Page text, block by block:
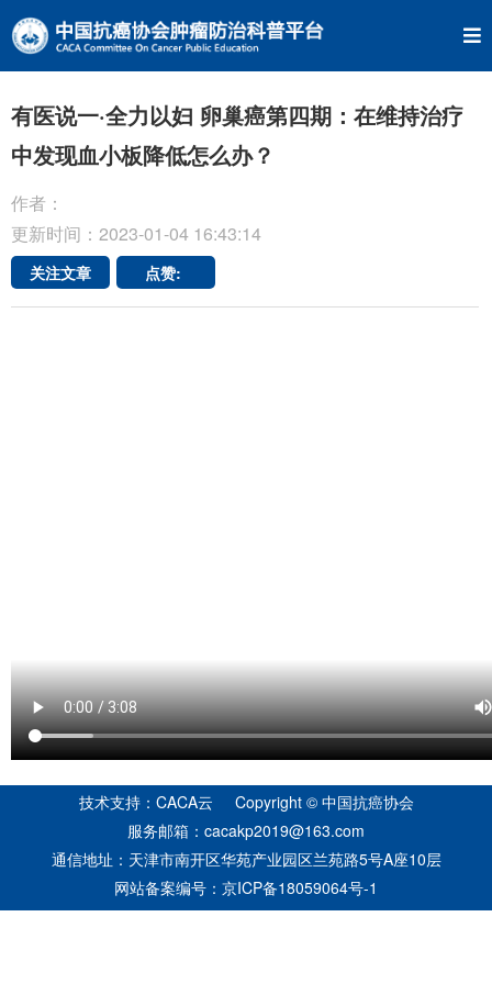
有医说一·全力以妇 卵巢癌第四期：在维持治疗
中发现血小板降低怎么办？
作者：
更新时间：2023-01-04 16:43:14
关注文章 点赞:
技术支持：CACA云 Copyright © 中国抗癌协会
服务邮箱：cacakp2019@163.com
通信地址：天津市南开区华苑产业园区兰苑路5号A座10层
网站备案编号： 京ICP备18059064号-1